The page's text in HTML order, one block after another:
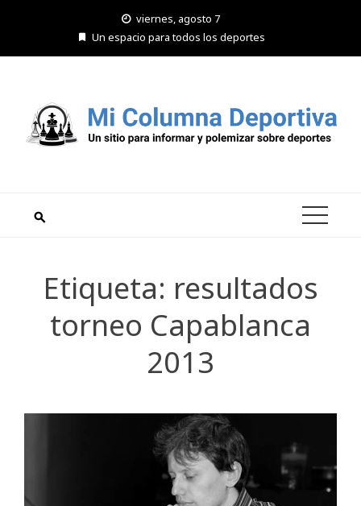
viernes, agosto 7
Un espacio para todos los deportes
Etiqueta: resultados
torneo Capablanca
2013